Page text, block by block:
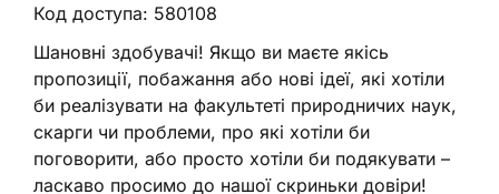
Код доступа: 580108
Шановні здобувачі! Якщо ви маєте якісь
пропозиції, побажання або нові ідеї, які хотіли
би реалізувати на факультеті природничих наук,
скарги чи проблеми, про які хотіли би
поговорити, або просто хотіли би подякувати –
ласкаво просимо до нашої скриньки довіри!